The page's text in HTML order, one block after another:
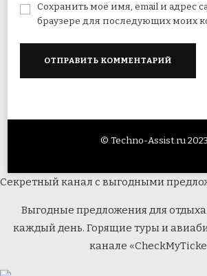
Сохранить моё имя, email и адрес
браузере для последующих моих
© Techno-Assist.ru 2023
Секретный канал с выгодными
Выгодные предложения для
каждый день. Горящие туры и
канале